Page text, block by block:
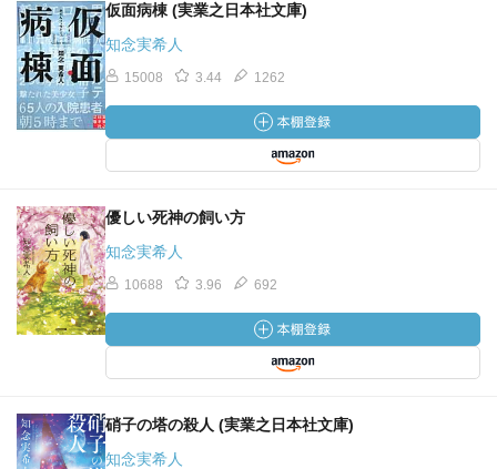
仮面病棟 (実業之日本社文庫)
知念実希人
15008 3.44 1262
優しい死神の飼い方
知念実希人
10688 3.96 692
硝子の塔の殺人 (実業之日本社文庫)
知念実希人